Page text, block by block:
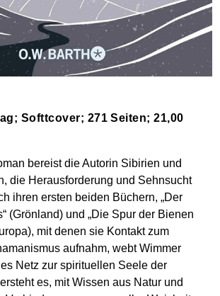
Softtcover; 271 Seiten; 21,00
bereist die Autorin Sibirien und
die Herausforderung und Sehnsucht
ihren ersten beiden Büchern, „Der
(Grönland) und „Die Spur der Bienen
mit denen sie Kontakt zum
aufnahm, webt Wimmer
Netz zur spirituellen Seele der
es, mit Wissen aus Natur und